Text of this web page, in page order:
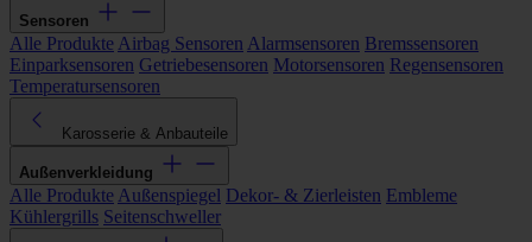
Sensoren
Alle Produkte Airbag Sensoren Alarmsensoren Bremssensoren
Einparksensoren Getriebesensoren Motorsensoren Regensensoren
Temperatursensoren
Karosserie & Anbauteile
Außenverkleidung
Alle Produkte Außenspiegel Dekor- & Zierleisten Embleme
Kühlergrills Seitenschweller